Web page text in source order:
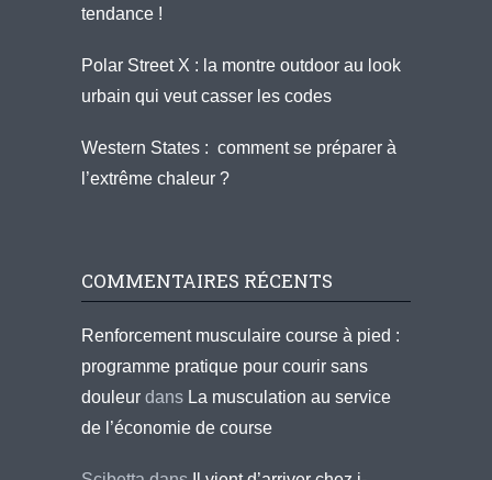
tendance !
Polar Street X : la montre outdoor au look
urbain qui veut casser les codes
Western States : comment se préparer à
l’extrême chaleur ?
COMMENTAIRES RÉCENTS
Renforcement musculaire course à pied :
programme pratique pour courir sans
douleur dans La musculation au service
de l’économie de course